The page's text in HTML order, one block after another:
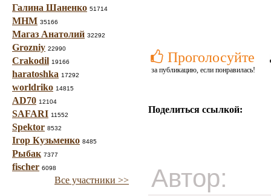
Галина Шаненко 51714
МНМ 35166
Магаз Анатолий 32292
Grozniy 22990
Crakodil 19166
haratoshka 17292
worldriko 14815
AD70 12104
SAFARI 11552
Spektor 8532
Ігор Кузьменко 8485
Рыбак 7377
fischer 6098
Все участники >>
Проголосуйте
за публикацию, если понравилась!
Поделиться ссылкой:
Автор: